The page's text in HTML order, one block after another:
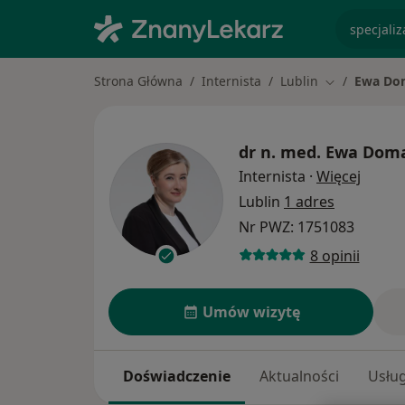
Strona Główna Internista Lublin Zmień miasto
Ewa
dr n. med. Ewa
Internista · Więcej
Lublin 1 adres
Nr PWZ: 1751083
8 opinii
Umów wizytę
Doświadczenie Aktualności